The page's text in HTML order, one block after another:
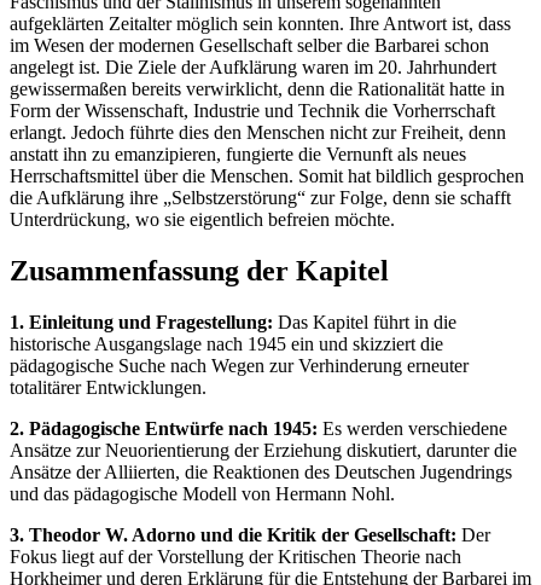
aufgeklärten Zeitalter möglich sein konnten. Ihre Antwort ist, dass
im Wesen der modernen Gesellschaft selber die Barbarei schon
angelegt ist. Die Ziele der Aufklärung waren im 20. Jahrhundert
gewissermaßen bereits verwirklicht, denn die Rationalität hatte in
Form der Wissenschaft, Industrie und Technik die Vorherrschaft
erlangt. Jedoch führte dies den Menschen nicht zur Freiheit, denn
anstatt ihn zu emanzipieren, fungierte die Vernunft als neues
Herrschaftsmittel über die Menschen. Somit hat bildlich gesprochen
die Aufklärung ihre „Selbstzerstörung“ zur Folge, denn sie schafft
Unterdrückung, wo sie eigentlich befreien möchte.
Zusammenfassung der Kapitel
1. Einleitung und Fragestellung: Das Kapitel führt in die
historische Ausgangslage nach 1945 ein und skizziert die
pädagogische Suche nach Wegen zur Verhinderung erneuter
totalitärer Entwicklungen.
2. Pädagogische Entwürfe nach 1945: Es werden verschiedene
Ansätze zur Neuorientierung der Erziehung diskutiert, darunter die
Ansätze der Alliierten, die Reaktionen des Deutschen Jugendrings
und das pädagogische Modell von Hermann Nohl.
3. Theodor W. Adorno und die Kritik der Gesellschaft: Der
Fokus liegt auf der Vorstellung der Kritischen Theorie nach
Horkheimer und deren Erklärung für die Entstehung der Barbarei im